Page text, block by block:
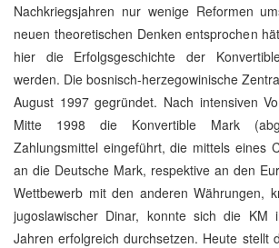
Nachkriegsjahren nur wenige Reformen
neuen theoretischen Denken entsprochen
hier die Erfolgsgeschichte der
werden. Die bosnisch-herzegowinische
August 1997 gegründet. Nach intensiven
Mitte 1998 die Konvertible Mark
Zahlungsmittel eingeführt, die mittels eines
an die Deutsche Mark, respektive an den
Wettbewerb mit den anderen Währungen,
jugoslawischer Dinar, konnte sich die KM
Jahren erfolgreich durchsetzen. Heute stellt